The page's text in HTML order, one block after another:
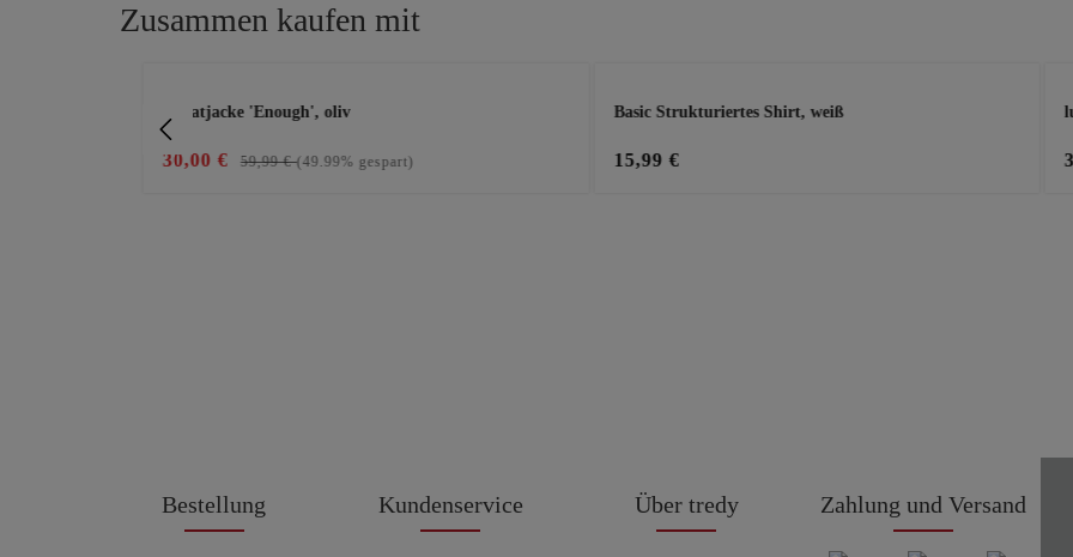
Zusammen kaufen mit
Sweatjacke 'Enough', oliv
30,00 € 59,99 €(49.99% gespart)
Basic Strukturiertes Shirt, weiß
15,99 €
Bestellung Kundenservice Über tredy Zahlung und Versand